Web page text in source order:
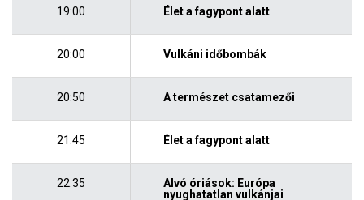
19:00 Élet a fagypont alatt
20:00 Vulkáni időbombák
20:50 A természet csatamezői
21:45 Élet a fagypont alatt
22:35
Alvó óriások: Európa
nyughatatlan vulkánjai